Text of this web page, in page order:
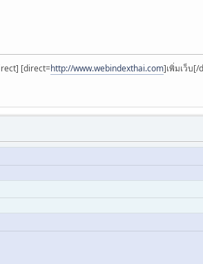
[direct=http://www.webindexthai.com]เพิ่มเว็บ[/